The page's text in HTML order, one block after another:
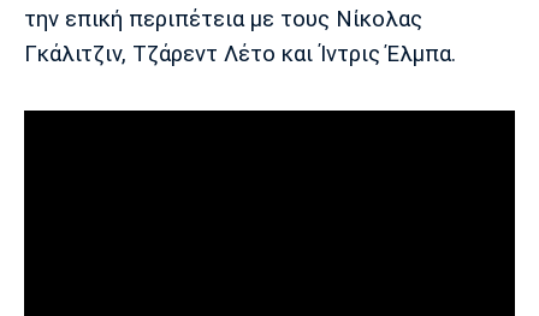
την επική περιπέτεια με τους Νίκολας
Γκάλιτζιν, Τζάρεντ Λέτο και Ίντρις Έλμπα.